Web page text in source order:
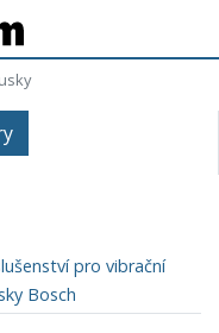
pro vibrační
Bosch